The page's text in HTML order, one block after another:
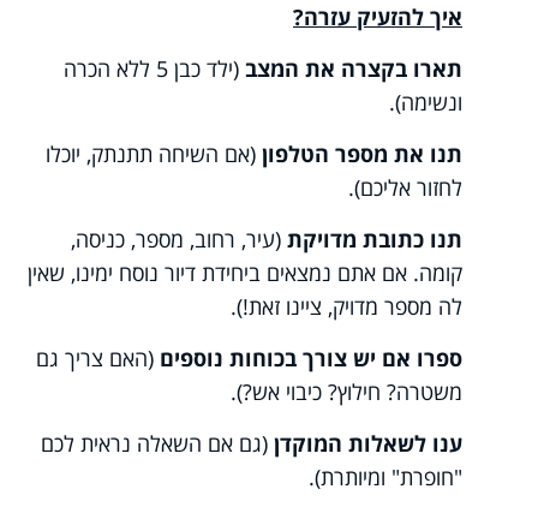
איך להזעיק עזרה?
תארו בקצרה את המצב
(ילד כבן 5 ללא הכרה
ונשימה).
תנו את מספר הטלפון (אם השיחה תתנתק, יוכלו
לחזור אליכם).
תנו כתובת מדויקת (עיר, רחוב, מספר, כניסה,
קומה. אם אתם נמצאים ביחידת דיור נוסח ימינו, שאין
לה מספר מדויק, ציינו זאת!).
ספרו אם יש צורך בכוחות נוספים (האם צריך גם
משטרה? חילוץ? כיבוי אש?).
ענו לשאלות המוקדן (גם אם השאלה נראית לכם
"חופרת" ומיותרת).